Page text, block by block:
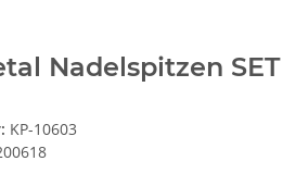
Nadelspitzen
KP-10603